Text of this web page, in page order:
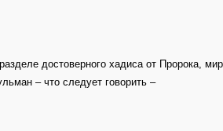
достоверного хадиса от Пророка,
– что следует говорить –